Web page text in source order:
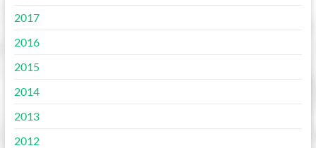
2017
2016
2015
2014
2013
2012